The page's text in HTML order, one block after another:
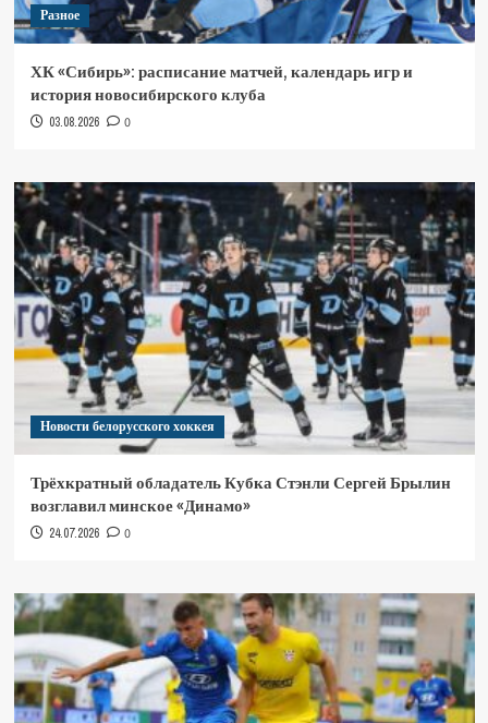
Разное
ХК «Сибирь»: расписание матчей, календарь игр и
история новосибирского клуба
03.08.2026 0
Новости белорусского хоккея
Трёхкратный обладатель Кубка Стэнли Сергей Брылин
возглавил минское «Динамо»
24.07.2026 0